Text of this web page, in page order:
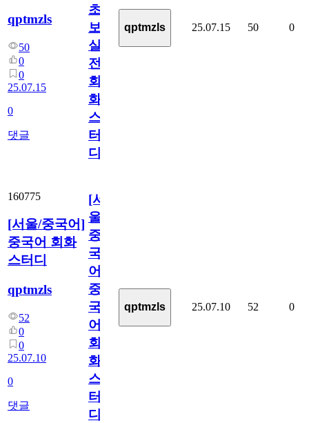
qptmzls
50
0
0
25.07.15
0
댓글
초
보
실
전
회
화
스
터
디
qptmzls 25.07.15 50 0
160775
[서울/중국어]
중국어 회화
스터디
qptmzls
52
0
0
25.07.10
0
댓글
[서
울/
중
국
어]
중
국
어
회
화
스
터
디
qptmzls 25.07.10 52 0